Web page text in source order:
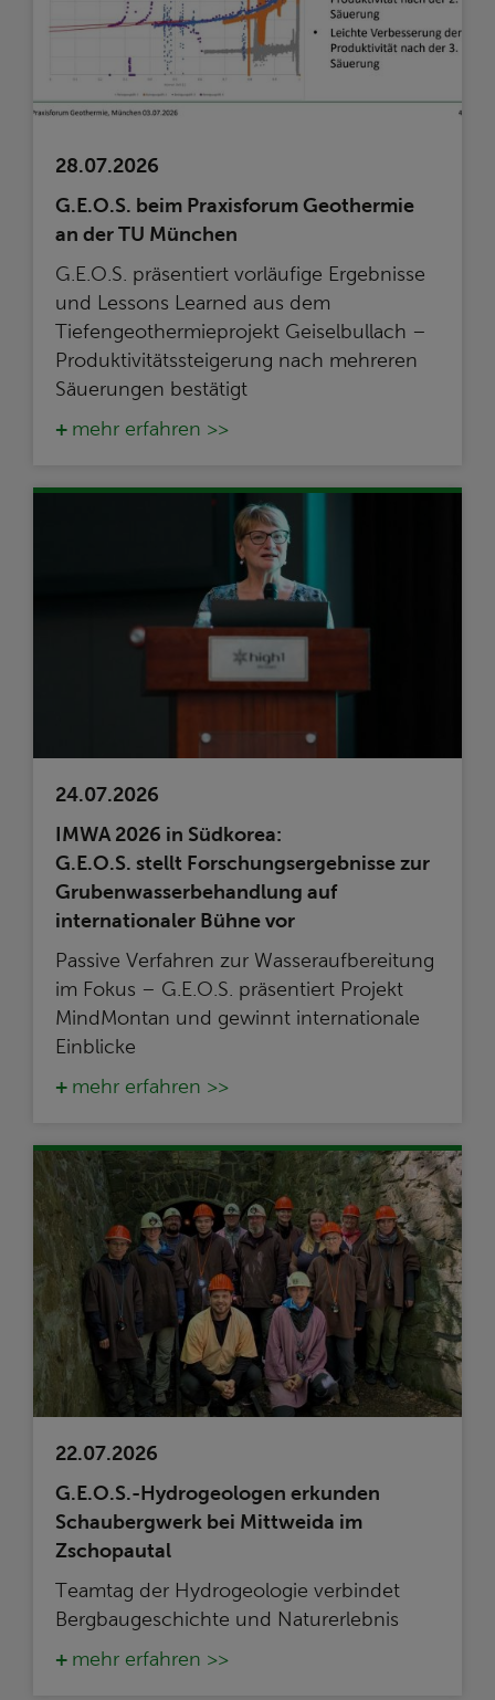
28.07.2026
G.E.O.S. beim Praxisforum Geothermie
an der TU München
G.E.O.S. präsentiert vorläufige Ergebnisse
und Lessons Learned aus dem
Tiefengeothermieprojekt Geiselbullach –
Produktivitätssteigerung nach mehreren
Säuerungen bestätigt
mehr erfahren >>
24.07.2026
IMWA 2026 in Südkorea:
G.E.O.S. stellt Forschungsergebnisse zur
Grubenwasserbehandlung auf
internationaler Bühne vor
Passive Verfahren zur Wasseraufbereitung
im Fokus – G.E.O.S. präsentiert Projekt
MindMontan und gewinnt internationale
Einblicke
mehr erfahren >>
22.07.2026
G.E.O.S.-Hydrogeologen erkunden
Schaubergwerk bei Mittweida im
Zschopautal
Teamtag der Hydrogeologie verbindet
Bergbaugeschichte und Naturerlebnis
mehr erfahren >>